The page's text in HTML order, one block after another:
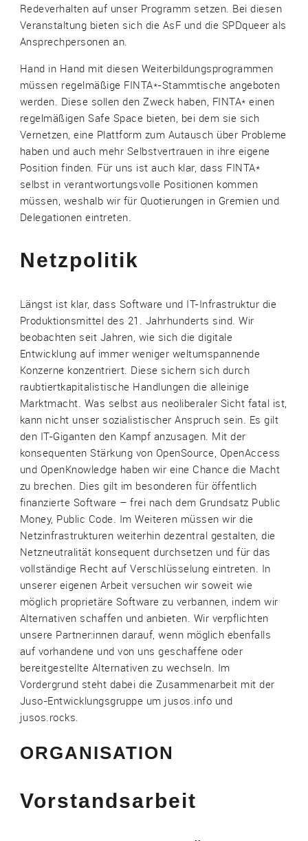
Redeverhalten auf unser Programm setzen. Bei diesen
Veranstaltung bieten sich die AsF und die SPDqueer als
Ansprechpersonen an.
Hand in Hand mit diesen Weiterbildungsprogrammen
müssen regelmäßige FINTA*-Stammtische angeboten
werden. Diese sollen den Zweck haben, FINTA* einen
regelmäßigen Safe Space bieten, bei dem sie sich
Vernetzen, eine Plattform zum Autausch über Probleme
haben und auch mehr Selbstvertrauen in ihre eigene
Position finden. Für uns ist auch klar, dass FINTA*
selbst in verantwortungsvolle Positionen kommen
müssen, weshalb wir für Quotierungen in Gremien und
Delegationen eintreten.
Netzpolitik
Längst ist klar, dass Software und IT-Infrastruktur die
Produktionsmittel des 21. Jahrhunderts sind. Wir
beobachten seit Jahren, wie sich die digitale
Entwicklung auf immer weniger weltumspannende
Konzerne konzentriert. Diese sichern sich durch
raubtiertkapitalistische Handlungen die alleinige
Marktmacht. Was selbst aus neoliberaler Sicht fatal ist,
kann nicht unser sozialistischer Anspruch sein. Es gilt
den IT-Giganten den Kampf anzusagen. Mit der
konsequenten Stärkung von OpenSource, OpenAccess
und OpenKnowledge haben wir eine Chance die Macht
zu brechen. Dies gilt im besonderen für öffentlich
finanzierte Software – frei nach dem Grundsatz Public
Money, Public Code. Im Weiteren müssen wir die
Netzinfrastrukturen weiterhin dezentral gestalten, die
Netzneutralität konsequent durchsetzen und für das
vollständige Recht auf Verschlüsselung eintreten. In
unserer eigenen Arbeit versuchen wir soweit wie
möglich proprietäre Software zu verbannen, indem wir
Alternativen schaffen und anbieten. Wir verpflichten
unsere Partner:innen darauf, wenn möglich ebenfalls
auf vorhandene und von uns geschaffene oder
bereitgestellte Alternativen zu wechseln. Im
Vordergrund steht dabei die Zusammenarbeit mit der
Juso-Entwicklungsgruppe um jusos.info und
jusos.rocks.
ORGANISATION
Vorstandsarbeit